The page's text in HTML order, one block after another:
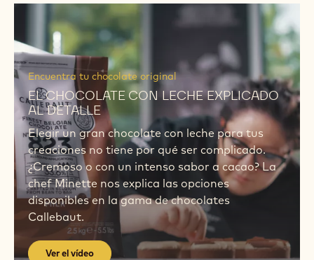
Encuentra tu chocolate original
EL CHOCOLATE CON LECHE EXPLICADO
AL DETALLE
Elegir un gran chocolate con leche para tus
creaciones no tiene por qué ser complicado.
¿Cremoso o con un intenso sabor a cacao? La
chef Minette nos explica las opciones
disponibles en la gama de chocolates
Callebaut.
Ver el vídeo
Ver
el
vídeo
vídeo